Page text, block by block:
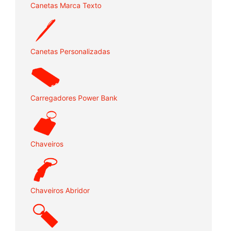
Canetas Marca Texto
Canetas Personalizadas
Carregadores Power Bank
Chaveiros
Chaveiros Abridor